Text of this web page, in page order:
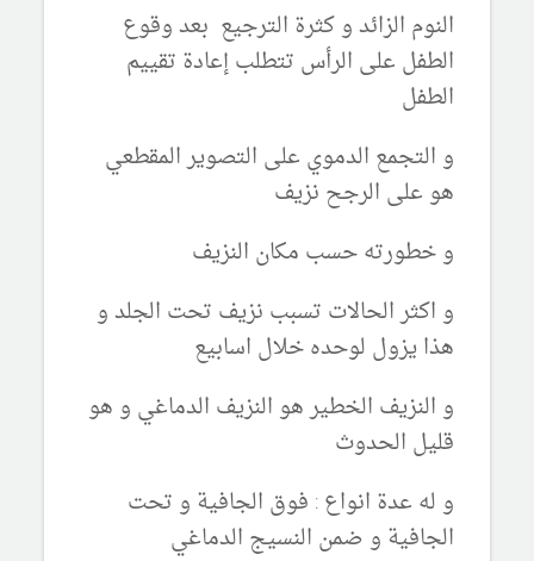
النوم الزائد و كثرة الترجيع بعد وقوع
الطفل على الرأس تتطلب إعادة تقييم
الطفل
و التجمع الدموي على التصوير المقطعي
هو على الرجح نزيف
و خطورته حسب مكان النزيف
و اكثر الحالات تسبب نزيف تحت الجلد و
هذا يزول لوحده خلال اسابيع
و النزيف الخطير هو النزيف الدماغي و هو
قليل الحدوث
و له عدة انواع : فوق الجافية و تحت
الجافية و ضمن النسيج الدماغي